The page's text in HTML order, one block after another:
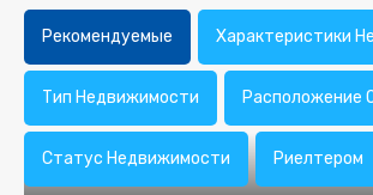
Рекомендуемые Характеристики
Тип Недвижимости Расположение
Статус Недвижимости Риелтером